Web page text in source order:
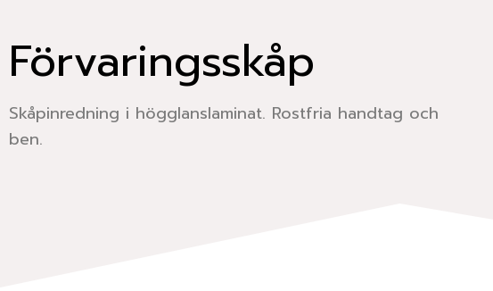
Förvaringsskåp
Skåpinredning i högglanslaminat. Rostfria handtag och
ben.